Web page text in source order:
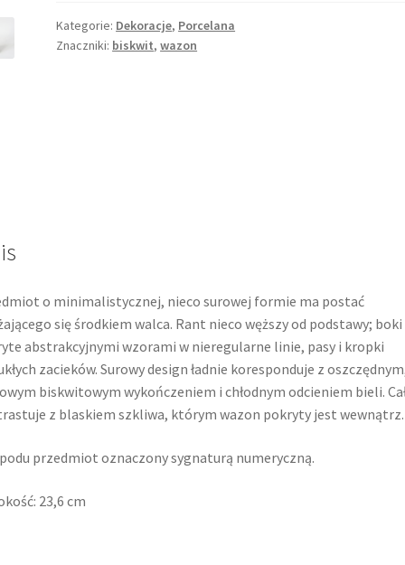
Kategorie: Dekoracje, Porcelana
Znaczniki: biskwit,wazon
o minimalistycznej, nieco surowej formie ma postać
się środkiem walca. Rant nieco węższy od podstawy; boki
abstrakcyjnymi wzorami w nieregularne linie, pasy i kropki
zacieków. Surowy design ładnie koresponduje z
biskwitowym wykończeniem i chłodnym odcieniem bieli.
z blaskiem szkliwa, którym wazon pokryty jest wewnątrz.
przedmiot oznaczony sygnaturą numeryczną.
23,6 cm